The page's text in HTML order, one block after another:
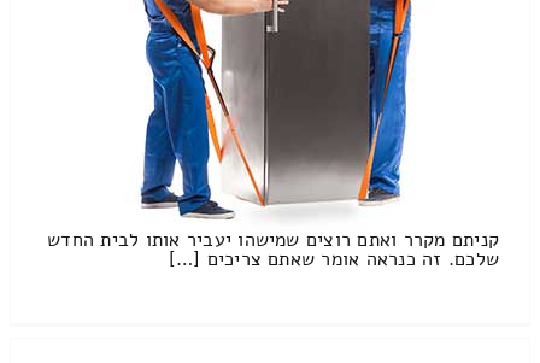
קניתם מקרר ואתם רוצים שמישהו יעביר אותו לבית החדש
שלכם. זה כנראה אומר שאתם צריכים […]